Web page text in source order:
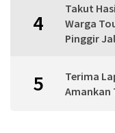
4
Takut
Warga
Pinggir
5
Terima
Amankan